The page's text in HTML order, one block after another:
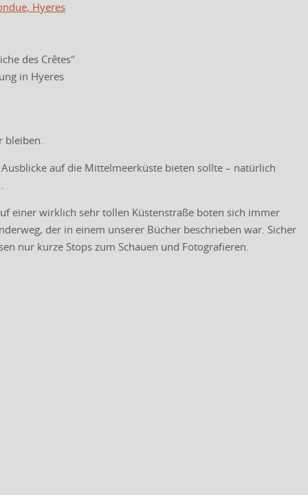
Hyeres
des Crêtes"
in Hyeres
bleiben.
auf die Mittelmeerküste bieten sollte – natürlich
einer wirklich sehr tollen Küstenstraße boten sich immer
der in einem unserer Bücher beschrieben war. Sicher
nur kurze Stops zum Schauen und Fotografieren.